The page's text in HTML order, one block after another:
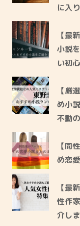
に入
【最
小説
い初
【厳
め小
不動
【同
め恋
【最
性作
介しま